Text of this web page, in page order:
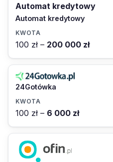
Automat kredytowy
Automat kredytowy
100 zł – 200 000 zł
24Gotówka
100 zł – 6 000 zł